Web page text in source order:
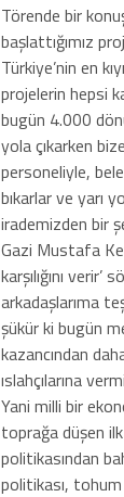
Törende bir
başlattığımız
Türkiye’nin en
projelerin hepsi
bugün 4.000
yola çıkarken
personeliyle,
bıkarlar ve yarı
irademizden bir
Gazi Mustafa
karşılığını
arkadaşlarıma
şükür ki bugün
kazancından
ıslahçılarına
Yani milli bir
toprağa düşen
politikasından
politikası,